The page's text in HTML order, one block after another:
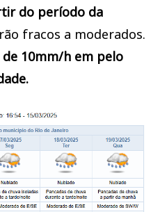
do período da
fracos a moderados.
10mm/h em pelo